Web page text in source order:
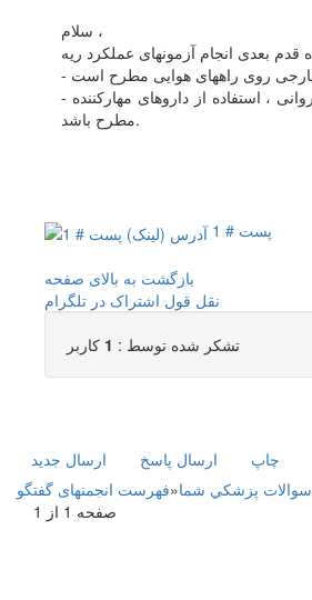
سلام ،
- اگر آزمون طبیعی باشد : برونشیت مزمن ، التهاب راههای هوایی ، بازگشت اسید معده به مری ، ترشحات تحریکی از پشت حلق ، التهاب پلور یا دیافراگم ، سرفه های روانی ، استفاده از داروهای مهارکننده Ace میتواند
مطرح باشد.
پست # 1
بازگشت به بالای صفحه
نقل قول اشتراک در تلگرام
تشکر شده توسط : 1 کاربر
ارسال جديد
ارسال پاسخ چاپ
فهرست انجمنهای گفتگو»سوالات پزشکي شما
صفحه 1 از 1